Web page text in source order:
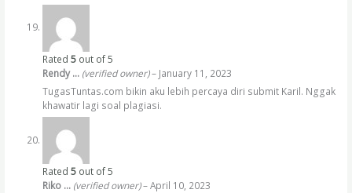
Rated 5out of 5
Rendy … (verified owner) – January 11, 2023
TugasTuntas.com bikin aku lebih percaya diri submit Karil. Nggak
khawatir lagi soal plagiasi.
Rated 5out of 5
Riko … (verified owner) – April 10, 2023